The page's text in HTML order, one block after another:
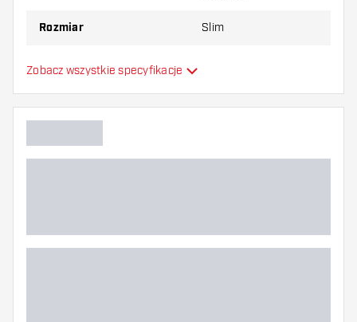
piórek, aby dowiedzieć się, który wariant
Rozmiar Slim
Typ
Główny kolor
Zobacz wszystkie specyfikacje